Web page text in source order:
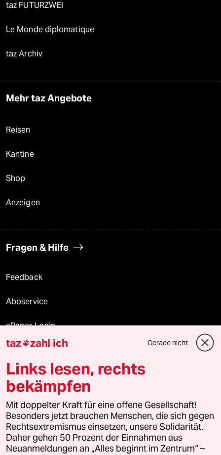
taz FUTURZWEI
Le Monde diplomatique
taz Archiv
Mehr taz Angebote
Reisen
Kantine
Shop
Anzeigen
Fragen & Hilfe
Feedback
Aboservice
ePaper Login
Downloads für Abonnierende
© 2026 taz Verlags und Vertriebs GmbH
Alle Rechte vorbehalten. Bei rechtlichen Fragen oder für Genehmigungen
wenden Sie sich bitte an lizenzen@taz.de
Feedback Redaktionsstatut Kommune-Richtlinien
taz zahl ich Gerade nicht
Links lesen, rechts
bekämpfen
Mit doppelter Kraft für eine offene Gesellschaft!
Besonders jetzt brauchen Menschen, die sich gegen
Rechtsextremismus einsetzen, unsere Solidarität.
Daher gehen 50 Prozent der Einnahmen aus
Neuanmeldungen an „Alles beginnt im Zentrum“ –